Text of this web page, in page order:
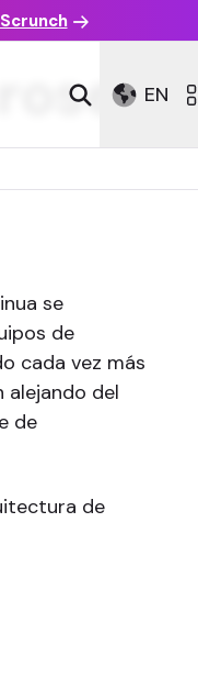
EN
se
de
cada vez más
alejando del
de
de